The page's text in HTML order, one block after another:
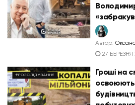
Автор:
27 БЕРЕЗНЯ
#РОЗСЛІДУВАННЯ
Гроші на